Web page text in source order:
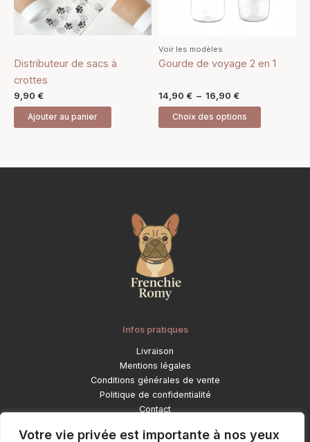
Votre vie privée est importante à nos yeux
Distributeur de sacs à
crottes
9,90 €
Ajouter au panier
Voir les modèles
Gourde de voyage 2 en 1
14,90 € – 16,90 €
Choix des options
peuvent
sur
Infos pratiques
Livraison
Mentions légales
Conditions générales de vente
Politique de confidentialité
Contact
Catégories